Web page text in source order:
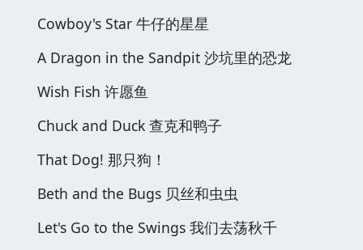
Cowboy's Star 牛仔的星星
A Dragon in the Sandpit 沙坑里的恐龙
Wish Fish 许愿鱼
Chuck and Duck 查克和鸭子
That Dog! 那只狗！
Beth and the Bugs 贝丝和虫虫
Let's Go to the Swings 我们去荡秋千